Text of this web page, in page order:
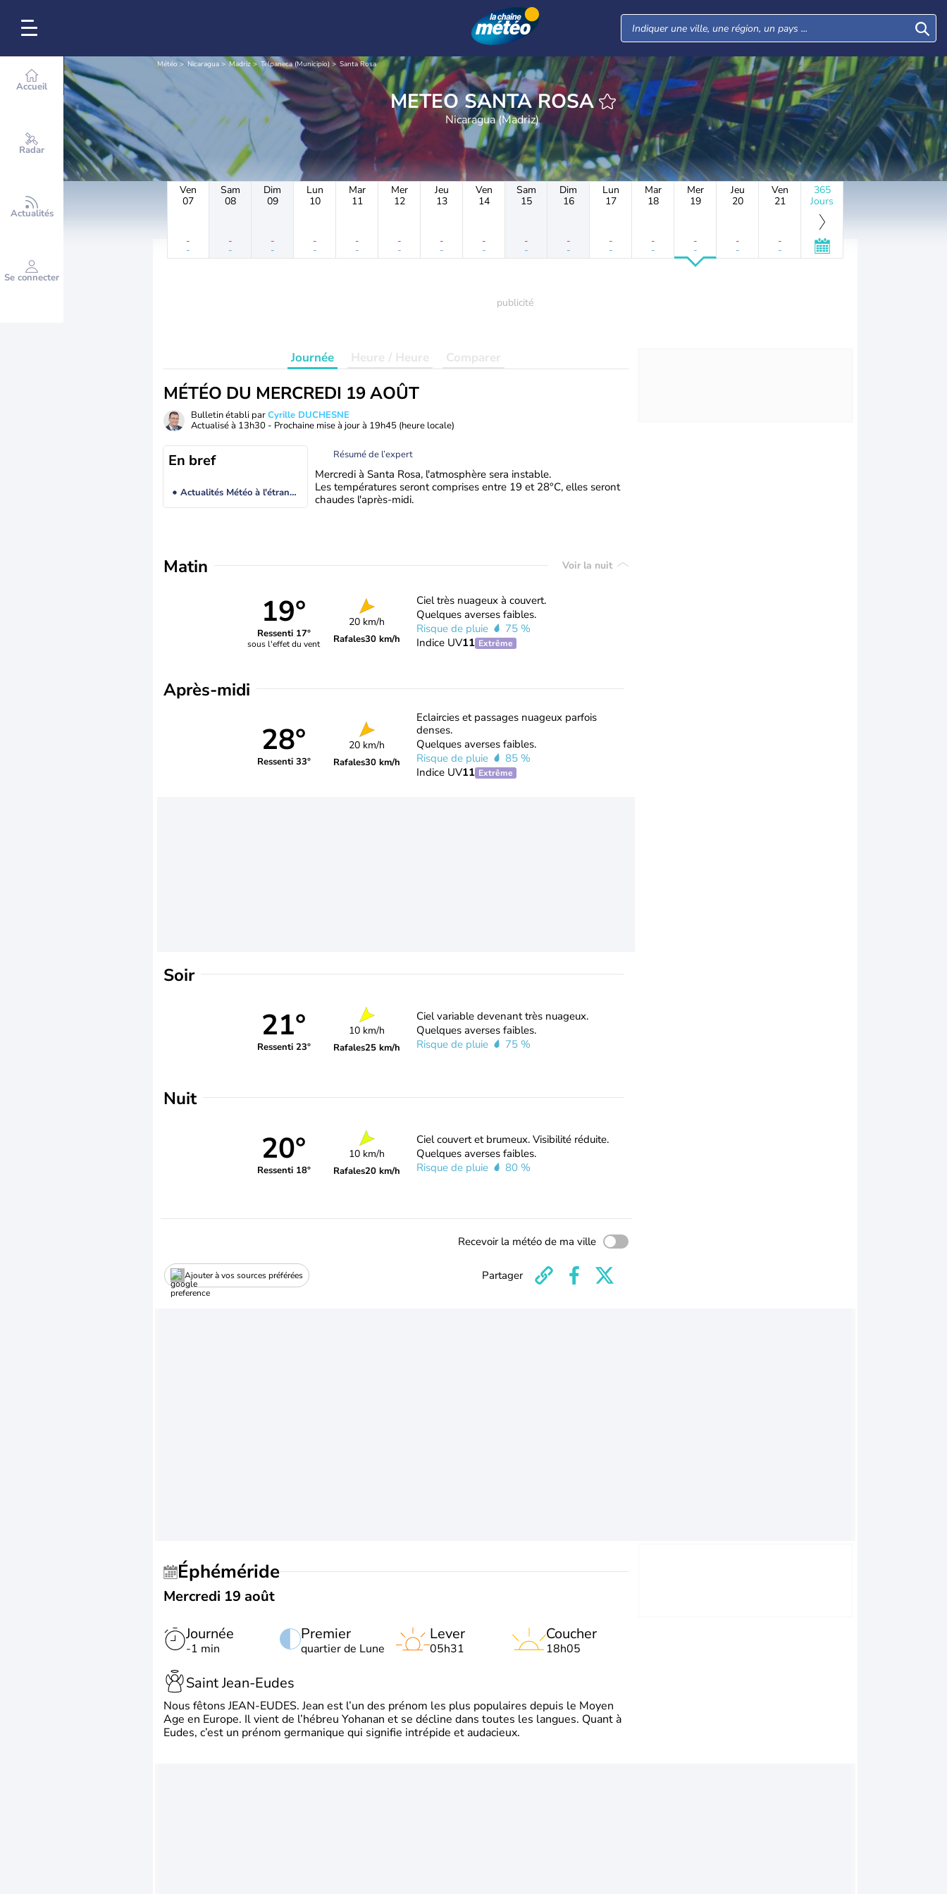
Accueil
Radar
Actualités
Se connecter
Météo Nicaragua Madriz Telpaneca (Municipio) Santa Rosa
METEO SANTA ROSA
Nicaragua (Madriz)
Ven
07
-
-
Sam
08
-
-
Dim
09
-
-
Lun
10
-
-
Mar
11
-
-
Mer
12
-
-
Jeu
13
-
-
Ven
14
-
-
Sam
15
-
-
Dim
16
-
-
Lun
17
-
-
Mar
18
-
-
Mer
19
-
-
Jeu
20
-
-
Ven
21
-
-
365
Jours
Journée Heure / Heure Comparer
MÉTÉO DU MERCREDI 19 AOÛT
Bulletin établi parCyrille DUCHESNE
Actualisé à 13h30 - Prochaine mise à jour à 19h45 (heure locale)
En bref
Actualités Météo à l'étranger
Résumé de l’expert
Mercredi à Santa Rosa, l'atmosphère sera instable.
Les températures seront comprises entre 19 et 28°C, elles seront
chaudes l'après-midi.
Matin Voir la nuit
19°
Ressenti 17°
sous l'effet du vent
20 km/h
Rafales30 km/h
Ciel très nuageux à couvert.
Quelques averses faibles.
Risque de pluie
75 %
Indice UV11 Extrême
Après-midi
28°
Ressenti 33°
20 km/h
Rafales30 km/h
Eclaircies et passages nuageux parfois
denses.
Quelques averses faibles.
Risque de pluie
85 %
Indice UV11 Extrême
Soir
21°
Ressenti 23°
10 km/h
Rafales25 km/h
Ciel variable devenant très nuageux.
Quelques averses faibles.
Risque de pluie
75 %
Nuit
20°
Ressenti 18°
10 km/h
Rafales20 km/h
Ciel couvert et brumeux. Visibilité réduite.
Quelques averses faibles.
Risque de pluie
80 %
Recevoir la météo de ma ville
Ajouter à vos sources préférées Partager
Éphéméride
Mercredi 19 août
Journée
-1 min
Premier
quartier de Lune
Lever
05h31
Coucher
18h05
Saint Jean-Eudes
Nous fêtons JEAN-EUDES. Jean est l’un des prénom les plus populaires depuis le Moyen
Age en Europe. Il vient de l’hébreu Yohanan et se décline dans toutes les langues. Quant à
Eudes, c’est un prénom germanique qui signifie intrépide et audacieux.